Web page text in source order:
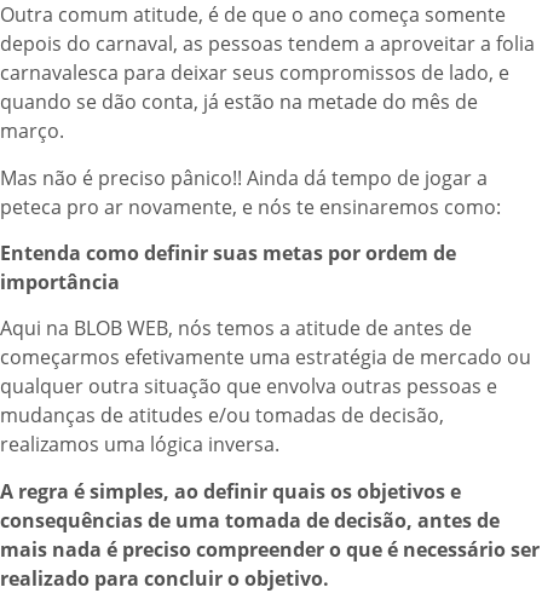
Outra comum atitude, é de que o ano começa somente
depois do carnaval, as pessoas tendem a aproveitar a folia
carnavalesca para deixar seus compromissos de lado, e
quando se dão conta, já estão na metade do mês de
março.
Mas não é preciso pânico!! Ainda dá tempo de jogar a
peteca pro ar novamente, e nós te ensinaremos como:
Entenda como definir suas metas por ordem de
importância
Aqui na BLOB WEB, nós temos a atitude de antes de
começarmos efetivamente uma estratégia de mercado ou
qualquer outra situação que envolva outras pessoas e
mudanças de atitudes e/ou tomadas de decisão,
realizamos uma lógica inversa.
A regra é simples, ao definir quais os objetivos e
consequências de uma tomada de decisão, antes de
mais nada é preciso compreender o que é necessário ser
realizado para concluir o objetivo.